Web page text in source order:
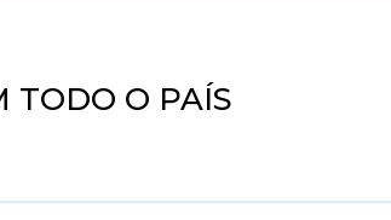
TODO O PAÍS